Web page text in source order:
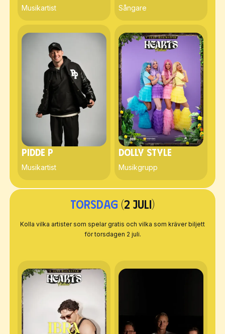
Musikartist Sångare
Pidde P
Musikartist
Dolly Style
Musikgrupp
Torsdag (2 juli)
Kolla vilka artister som spelar gratis och vilka som kräver biljett
för torsdagen 2 juli.